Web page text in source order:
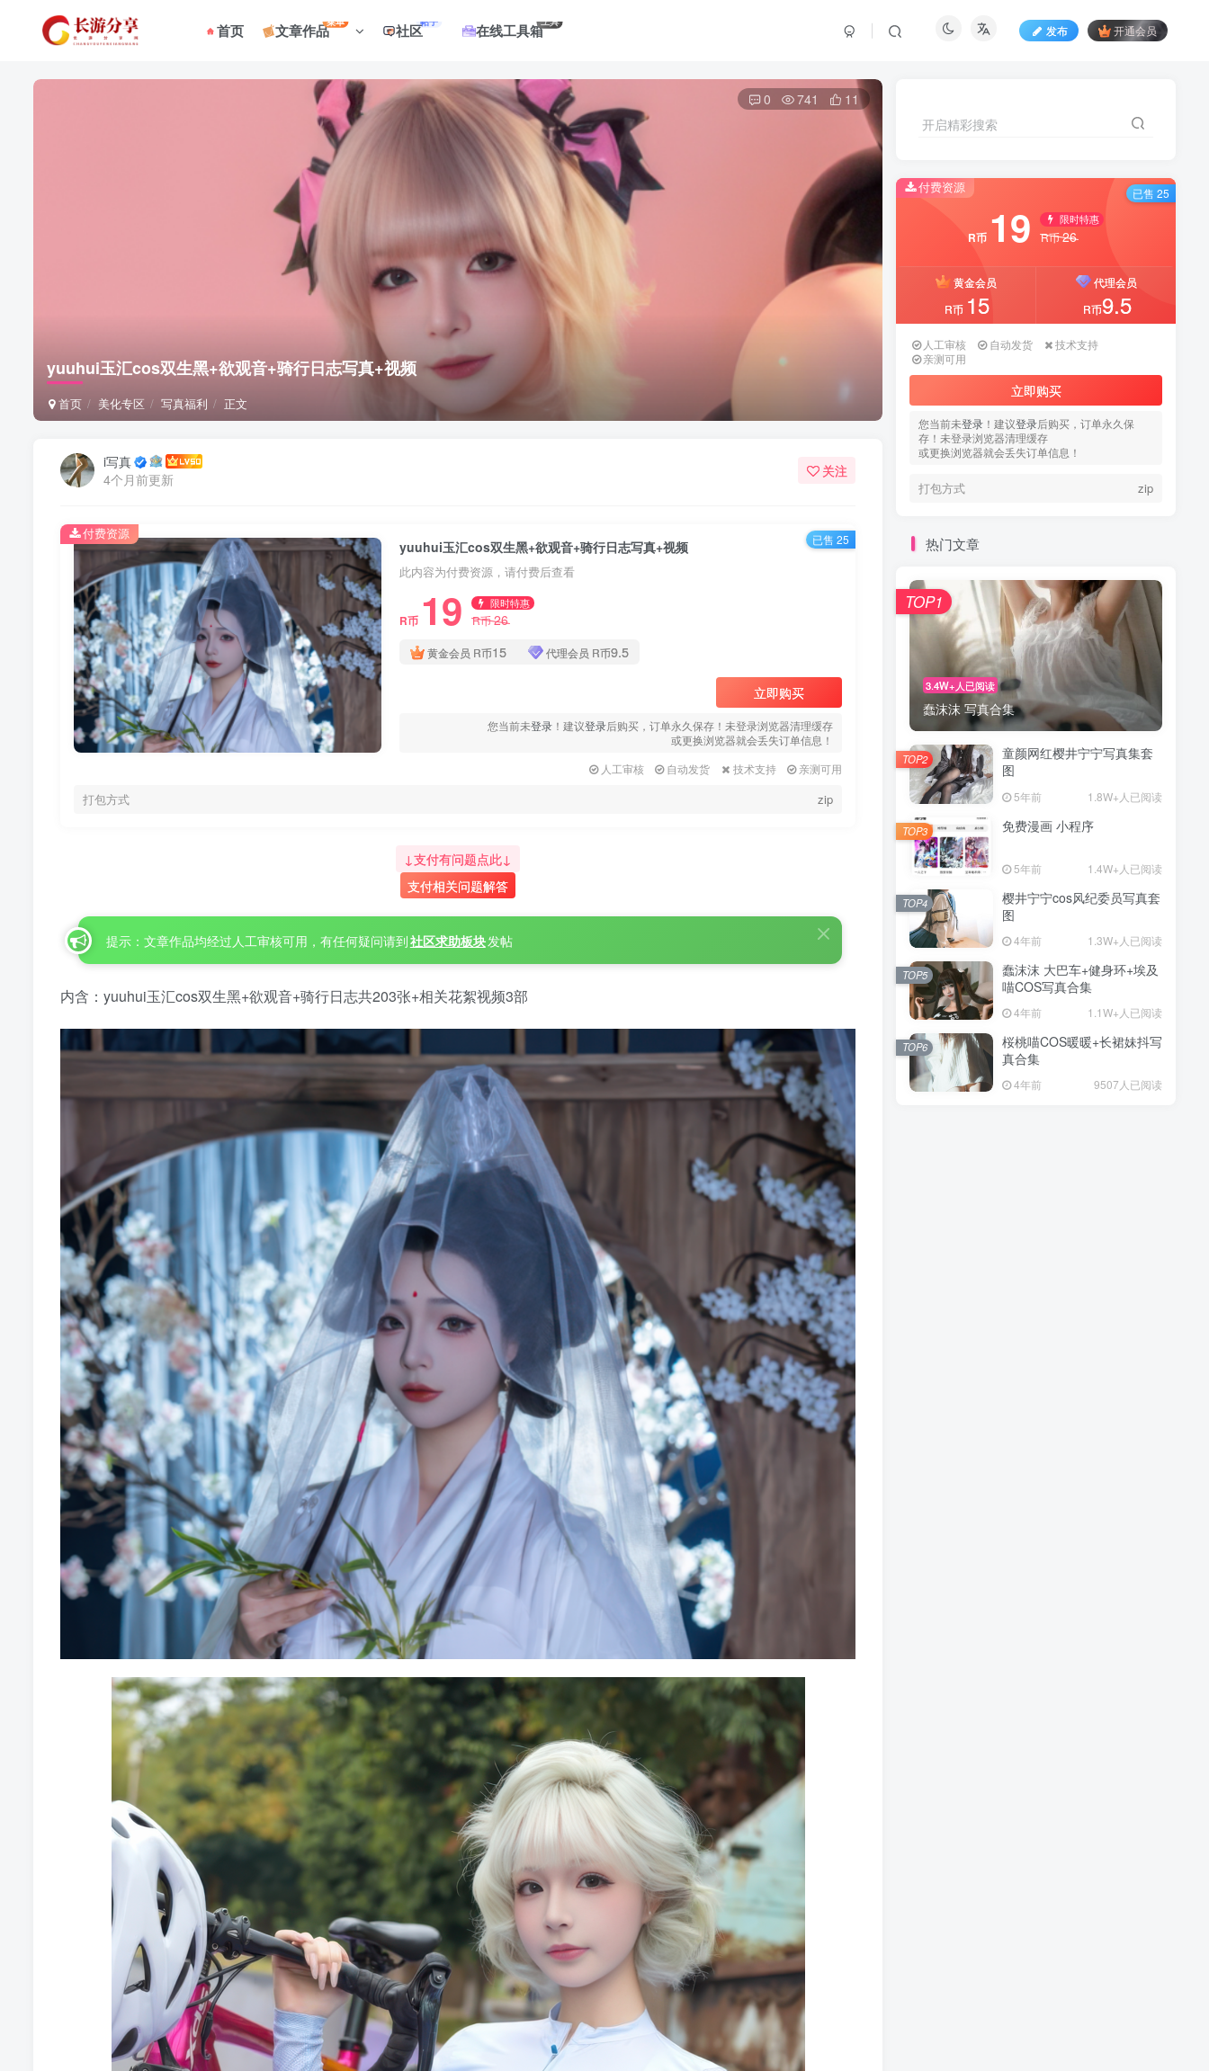
首页 文章作品菜单 社区帖子 在线工具箱工具
发布 开通会员
yuuhui玉汇cos双生黑+欲观音+骑行日志写真+视频
首页 美化专区 写真福利 正文
0 741 11
i写真
4个月前更新
关注
yuuhui玉汇cos双生黑+欲观音+骑行日志写真+视频
此内容为付费资源，请付费后查看
R币 19 限时特惠
R币26
黄金会员 R币15 代理会员 R币9.5
立即购买
您当前未登录 ！建议登录后购买，订单永久保存！未登录浏览器清理缓存
或更换浏览器就会丢失订单信息！
人工审核
自动发货 技术支持 亲测可用
打包方式 zip
付费资源 已售 25
↓支付有问题点此↓
支付相关问题解答
提示：文章作品均经过人工审核可用，有任何疑问请到社区求助板块发帖
内含：yuuhui玉汇cos双生黑+欲观音+骑行日志共203张+相关花絮视频3部
开启精彩搜索
付费资源
R币 19 限时特惠
R币26
黄金会员
R币 15
代理会员
R币9.5
人工审核 自动发货
技术支持
亲测可用
立即购买
您当前未登录 ！建议登录后购买，订单永久保
存！未登录浏览器清理缓存
或更换浏览器就会丢失订单信息！
打包方式 zip
已售 25
热门文章
3.4W+人已阅读
蠢沫沫 写真合集
TOP1
童颜网红樱井宁宁写真集套
图
5年前 1.8W+人已阅读
TOP2
免费漫画 小程序
5年前 1.4W+人已阅读
TOP3
樱井宁宁cos风纪委员写真套
图
4年前 1.3W+人已阅读
TOP4
蠢沫沫 大巴车+健身环+埃及
喵COS写真合集
4年前 1.1W+人已阅读
TOP5
桜桃喵COS暖暖+长裙妹抖写
真合集
4年前 9507人已阅读
TOP6